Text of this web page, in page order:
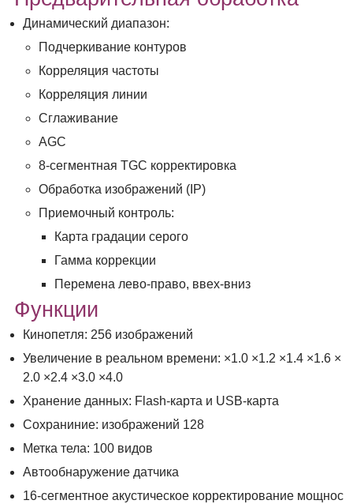
Динамический диапазон:
Подчеркивание контуров
Корреляция частоты
Корреляция линии
Сглаживание
AGC
8-сегментная TGC корректировка
Обработка изображений (IP)
Приемочный контроль:
Карта градации серого
Гамма коррекции
Перемена лево-право, ввех-вниз
Функции
Кинопетля: 256 изображений
Увеличение в реальном времени: ×1.0 ×1.2 ×1.4 ×1.6 ×
2.0 ×2.4 ×3.0 ×4.0
Хранение данных: Flash-карта и USB-карта
Сохраниние: изображений 128
Метка тела: 100 видов
Автообнаружение датчика
16-сегментное акустическое корректирование мощнос